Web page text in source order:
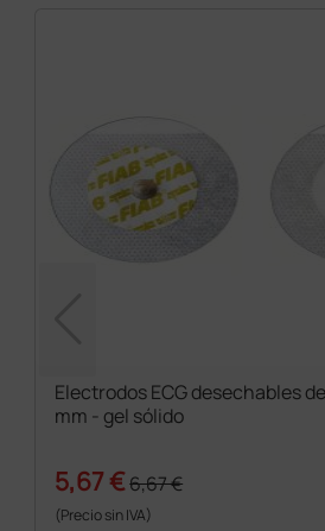
Electrodos ECG desechables
mm - gel sólido
5,67 €6,67 €
(Precio sin IVA)